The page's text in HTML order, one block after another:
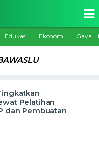
Edukasi Ekonomi Gaya
Pelatihan
dan Pembuatan